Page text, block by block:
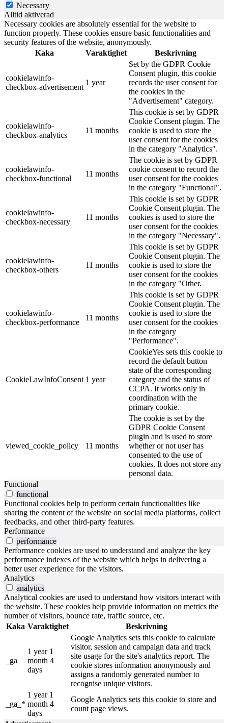
Necessary
Alltid aktiverad
Necessary cookies are absolutely essential for the website to
function properly. These cookies ensure basic functionalities and
security features of the website, anonymously.
Kaka
Varaktighet Beskrivning
cookielawinfo-
checkbox-advertisement
1 year
Set by the GDPR Cookie
Consent plugin, this cookie
records the user consent for
the cookies in the
"Advertisement" category.
cookielawinfo-
checkbox-analytics
11 months
This cookie is set by GDPR
Cookie Consent plugin. The
cookie is used to store the
user consent for the cookies
in the category "Analytics".
cookielawinfo-
checkbox-functional
11 months
The cookie is set by GDPR
cookie consent to record the
user consent for the cookies
in the category "Functional".
cookielawinfo-
checkbox-necessary
11 months
This cookie is set by GDPR
Cookie Consent plugin. The
cookies is used to store the
user consent for the cookies
in the category "Necessary".
cookielawinfo-
checkbox-others
11 months
This cookie is set by GDPR
Cookie Consent plugin. The
cookie is used to store the
user consent for the cookies
in the category "Other.
cookielawinfo-
checkbox-performance
11 months
This cookie is set by GDPR
Cookie Consent plugin. The
cookie is used to store the
user consent for the cookies
in the category
"Performance".
CookieLawInfoConsent 1 year
CookieYes sets this cookie to
record the default button
state of the corresponding
category and the status of
CCPA. It works only in
coordination with the
primary cookie.
viewed_cookie_policy 11 months
The cookie is set by the
GDPR Cookie Consent
plugin and is used to store
whether or not user has
consented to the use of
cookies. It does not store any
personal data.
Functional
functional
Functional cookies help to perform certain functionalities like
sharing the content of the website on social media platforms, collect
feedbacks, and other third-party features.
Performance
performance
Performance cookies are used to understand and analyze the key
performance indexes of the website which helps in delivering a
better user experience for the visitors.
Analytics
analytics
Analytical cookies are used to understand how visitors interact with
the website. These cookies help provide information on metrics the
number of visitors, bounce rate, traffic source, etc.
Kaka Varaktighet Beskrivning
_ga
1 year 1
month 4
days
Google Analytics sets this cookie to calculate
visitor, session and campaign data and track
site usage for the site's analytics report. The
cookie stores information anonymously and
assigns a randomly generated number to
recognise unique visitors.
_ga_*
1 year 1
month 4
days
Google Analytics sets this cookie to store and
count page views.